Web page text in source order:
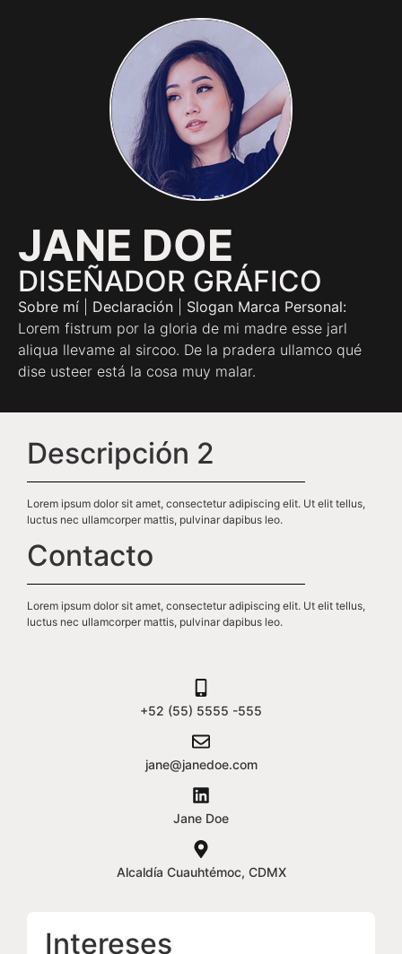
JANE DOE
DISEÑADOR GRÁFICO
Sobre mí Declaración
Slogan Marca Personal:
Lorem fistrum por la gloria de mi madre esse jarl
aliqua llevame al sircoo. De la pradera ullamco qué
dise usteer está la cosa muy malar.
Descripción 2
Lorem ipsum dolor sit amet, consectetur adipiscing elit. Ut elit tellus,
luctus nec ullamcorper mattis, pulvinar dapibus leo.
Contacto
Lorem ipsum dolor sit amet, consectetur adipiscing elit. Ut elit tellus,
luctus nec ullamcorper mattis, pulvinar dapibus leo.
+52 (55) 5555 -555
jane@janedoe.com
Jane Doe
Alcaldía Cuauhtémoc, CDMX
Intereses